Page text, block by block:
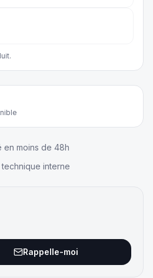
en moins de 48h
interne
Rappelle-moi